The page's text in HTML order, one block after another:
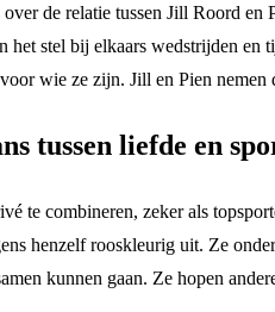
de relatie tussen Jill Roord
het stel bij elkaars wedstrijden
wie ze zijn. Jill en Pien
tussen liefde en
te combineren, zeker als
henzelf rooskleurig uit. Ze
kunnen gaan. Ze hopen